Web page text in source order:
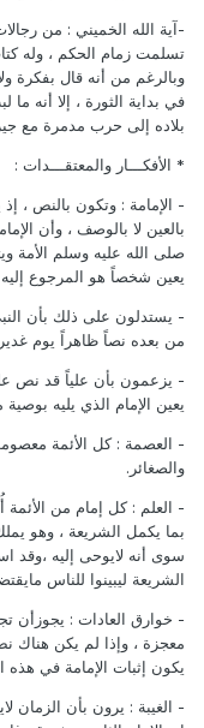
-آية الله الخميني : من
تسلمت زمام الحكم ، وله
وبالرغم من أنه قال بفكرة
في بداية الثورة ، إلا أنه
بلاده إلى حرب مدمرة مع
* الأفكـــار والمعتقـــدات :
- الإمامة : وتكون بالنص ،
بالعين لا بالوصف ، وأن
صلى الله عليه وسلم الأمة
يعين شخصاً هو المرجوع إليه
- يستدلون على ذلك بأن
من بعده نصاً ظاهراً يوم
- يزعمون بأن علياً قد نص
يعين الإمام الذي يليه
- العصمة : كل الأئمة
والصغائر.
- العلم : كل إمام من
بما يكمل الشريعة ، وهو
سوى أنه لايوحى إليه ،وقد
الشريعة ليبينوا للناس
- خوارق العادات : يجوزأن
معجزة ، وإذا لم يكن هناك
يكون إثبات الإمامة في هذه
- الغيبة : يرون بأن الزمان